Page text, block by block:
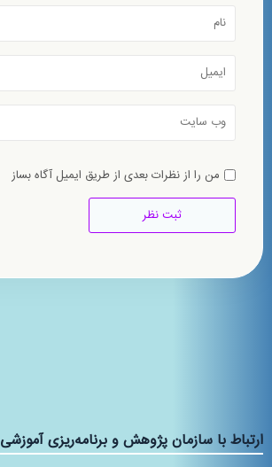
من را از نظرات بعدی از طریق ایمیل آگاه بساز
ارتباط با سازمان پژوهش و برنامه‌ریزی آموزشی